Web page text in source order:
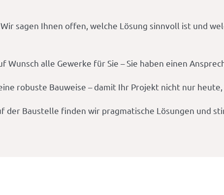
sagen Ihnen offen, welche Lösung sinnvoll ist und
alle Gewerke für Sie – Sie haben einen
robuste Bauweise – damit Ihr Projekt nicht nur
der Baustelle finden wir pragmatische Lösungen und